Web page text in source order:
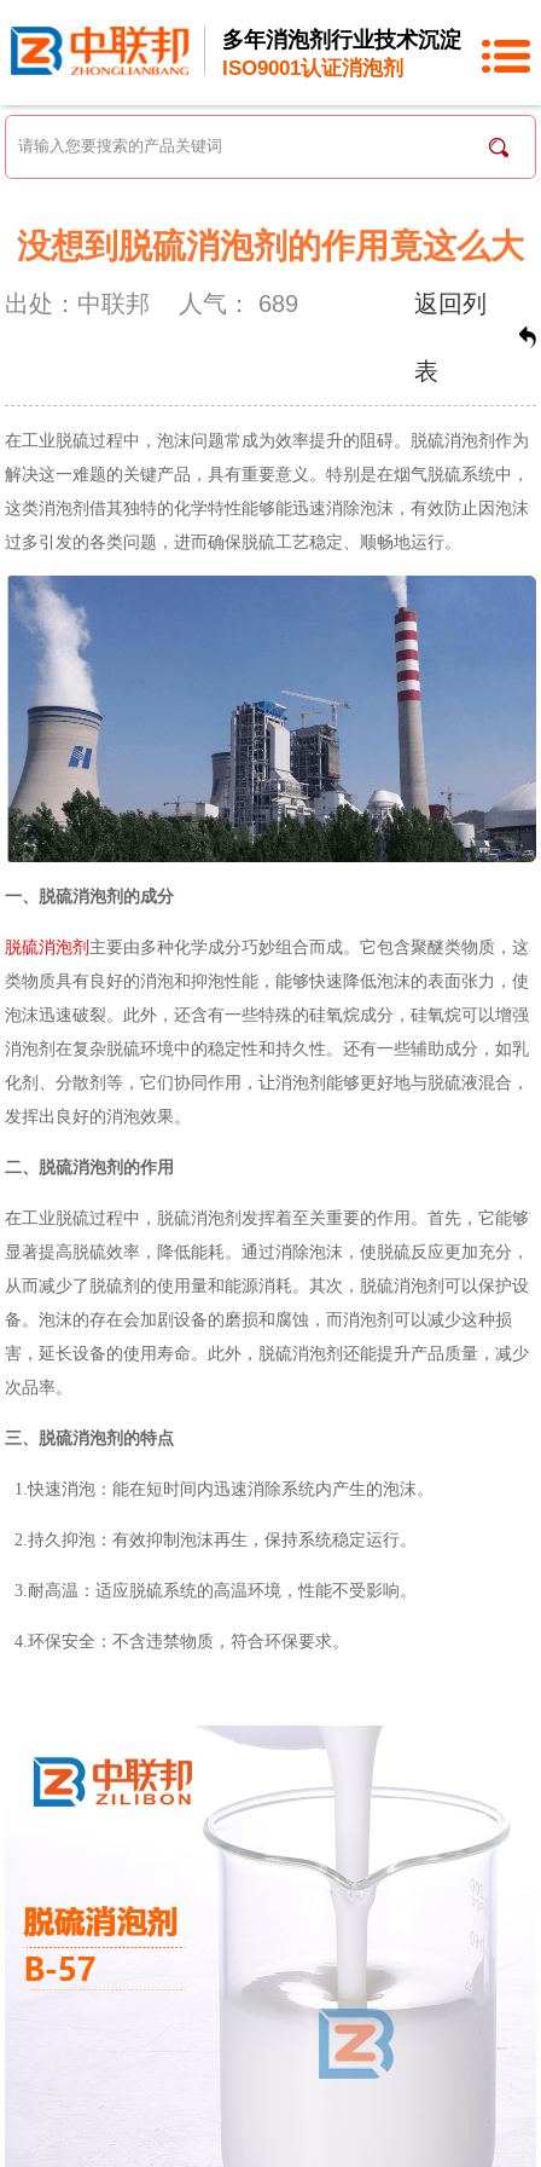
多年消泡剂行业技术沉淀
ISO9001认证消泡剂
没想到脱硫消泡剂的作用竟这么大
出处：中联邦 人气： 689 返回列
表
在工业脱硫过程中，泡沫问题常成为效率提升的阻碍。脱硫消泡剂作为
解决这一难题的关键产品，具有重要意义。特别是在烟气脱硫系统中 ，
这类消泡剂借其独特的化学特性能够能迅速消除泡沫，有效防止因泡沫
过多引发的各类问题，进而确保脱硫工艺稳定、顺畅地运行。
一、脱硫消泡剂的成分
脱硫消泡剂 主要由多种化学成分巧妙组合而成。它包含聚醚类物质，这
类物质具有良好的消泡和抑泡性能，能够快速降低泡沫的表面张力，使
泡沫迅速破裂。此外，还含有一些特殊的硅氧烷成分，硅氧烷可以增强
消泡剂在复杂脱硫环境中的稳定性和持久性。还有一些辅助成分，如乳
化剂、分散剂等，它们协同作用，让消泡剂能够更好地与脱硫液混合，
发挥出良好的消泡效果。
二、脱硫消泡剂的作用
在工业脱硫过程中，脱硫消泡剂发挥着至关重要的作用。首先，它能够
显著提高脱硫效率，降低能耗。通过消除泡沫，使脱硫反应更加充分，
从而减少了脱硫剂的使用量和能源消耗。其次，脱硫消泡剂可以保护设
备。泡沫的存在会加剧设备的磨损和腐蚀，而消泡剂可以减少这种损
害，延长设备的使用寿命。此外， 脱硫消泡剂还能提升产品质量，减少
次品率。
三、脱硫消泡剂的特点
1.快速消泡：能在短时间内迅速消除系统内产生的泡沫。
2.持久抑泡：有效抑制泡沫再生，保持系统稳定运行。
3.耐高温：适应脱硫系统的高温环境，性能不受影响。
4.环保安全：不含违禁物质，符合环保要求。